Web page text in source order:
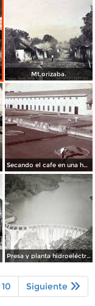
Mt.orizaba.
Secando el cafe en una hacienda.
Presa y planta hidroeléctrica de Tuxpango ( Fechada en 1925 ).
10 Siguiente